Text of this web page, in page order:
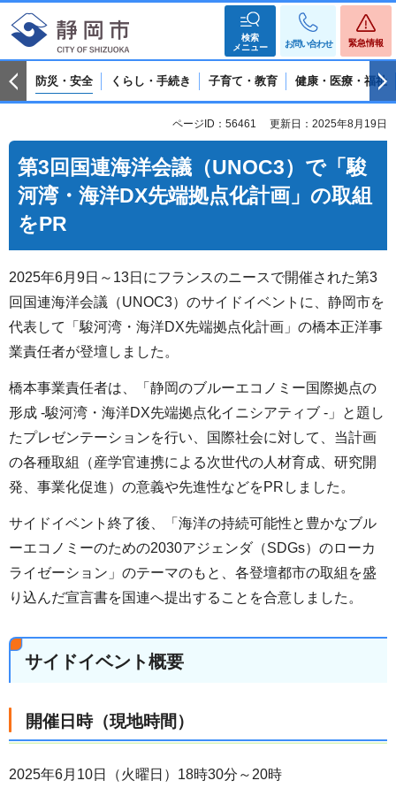
検索
メニュー
お問い合わせ 緊急情報
防災・安全 くらし・手続き 子育て・教育 健康・医療・福祉
ページID：56461 更新日：2025年8月19日
第3回国連海洋会議（UNOC3）で「駿
河湾・海洋DX先端拠点化計画」の取組
をPR
2025年6月9日～13日にフランスのニースで開催された第3
回国連海洋会議（UNOC3）のサイドイベントに、静岡市を
代表して「駿河湾・海洋DX先端拠点化計画」の橋本正洋事
業責任者が登壇しました。
橋本事業責任者は、「静岡のブルーエコノミー国際拠点の
形成 -駿河湾・海洋DX先端拠点化イニシアティブ -」と題し
たプレゼンテーションを行い、国際社会に対して、当計画
の各種取組（産学官連携による次世代の人材育成、研究開
発、事業化促進）の意義や先進性などをPRしました。
サイドイベント終了後、「海洋の持続可能性と豊かなブル
ーエコノミーのための2030アジェンダ（SDGs）のローカ
ライゼーション」のテーマのもと、各登壇都市の取組を盛
り込んだ宣言書を国連へ提出することを合意しました。
サイドイベント概要
開催日時（現地時間）
2025年6月10日（火曜日）18時30分～20時